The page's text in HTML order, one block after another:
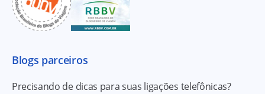
Blogs parceiros
Precisando de dicas para suas ligações telefônicas?